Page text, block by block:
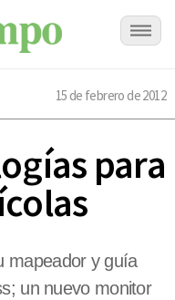
15 de febrero de 2012
para
mapeador y guía
un nuevo monitor